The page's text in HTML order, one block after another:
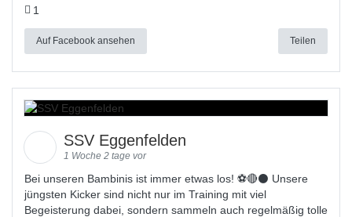
1
Auf Facebook ansehen Teilen
SSV Eggenfelden
1 Woche 2 tage vor
Bei unseren Bambinis ist immer etwas los! ⚽️🔴⚫ Unsere
jüngsten Kicker sind nicht nur im Training mit viel
Begeisterung dabei, sondern sammeln auch regelmäßig tolle